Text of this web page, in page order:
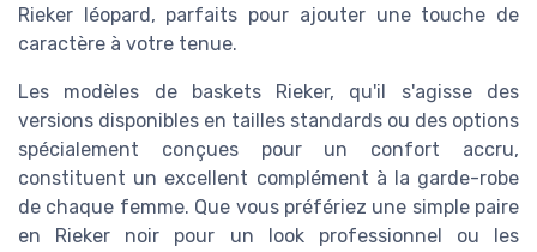
Rieker léopard, parfaits pour ajouter une touche de
caractère à votre tenue.
Les modèles de baskets Rieker, qu'il s'agisse des
versions disponibles en tailles standards ou des options
spécialement conçues pour un confort accru,
constituent un excellent complément à la garde-robe
de chaque femme. Que vous préfériez une simple paire
en Rieker noir pour un look professionnel ou les